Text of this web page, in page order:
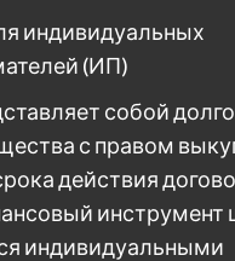
индивидуальных
(ИП)
собой
с правом
действия
инструмент
индивидуальными